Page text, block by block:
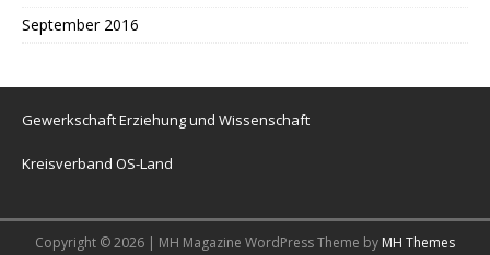
September 2016
Gewerkschaft Erziehung und Wissenschaft
Kreisverband OS-Land
Copyright © 2026 | MH Magazine WordPress Theme by MH Themes